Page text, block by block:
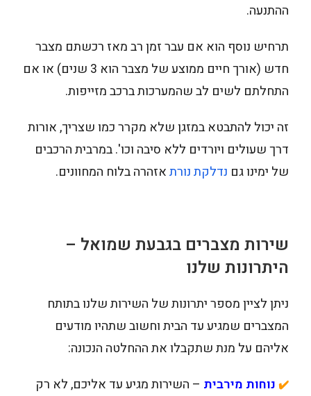
ההתנעה.
תרחיש נוסף הוא אם עבר זמן רב מאז רכשתם מצבר
חדש (אורך חיים ממוצע של מצבר הוא 3 שנים) או אם
התחלתם לשים לב שהמערכות ברכב מזייפות.
זה יכול להתבטא במזגן שלא מקרר כמו שצריך, אורות
דרך שעולים ויורדים ללא סיבה וכו'. במרבית הרכבים
של ימינו גם נדלקת נורתאזהרה בלוח המחוונים.
שירות מצברים בגבעת שמואל –
היתרונות שלנו
ניתן לציין מספר יתרונות של השירות שלנו בתותח
המצברים שמגיע עד הבית וחשוב שתהיו מודעים
אליהם על מנת שתקבלו את ההחלטה הנכונה:
✔️ נוחות מירבית – השירות מגיע עד אליכם, לא רק